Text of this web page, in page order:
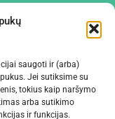
saugoti ir (arba)
Jei sutiksime su
tokius kaip naršymo
arba sutikimo
ir funkcijas.